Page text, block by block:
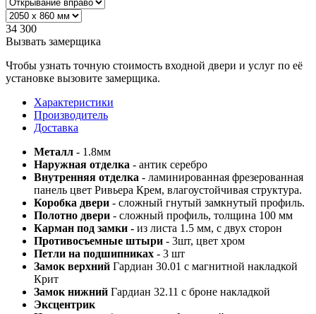
34 300
Вызвать замерщика
Чтобы узнать точную стоимость входной двери и услуг по её
установке вызовите замерщика.
Характеристики
Производитель
Доставка
Металл - 1.8мм
Наружная отделка - антик серебро
Внутренняя отделка - ламинированная фрезерованная
панель цвет Ривьера Крем, влагоустойчивая структура.
Коробка двери - сложный гнутый замкнутый профиль.
Полотно двери - сложный профиль, толщина 100 мм
Карман под замки - из листа 1.5 мм, с двух сторон
Противосъемные штыри - 3шт, цвет хром
Петли на подшипниках - 3 шт
Замок верхний Гардиан 30.01 с магнитной накладкой
Крит
Замок нижний Гардиан 32.11 с броне накладкой
Эксцентрик